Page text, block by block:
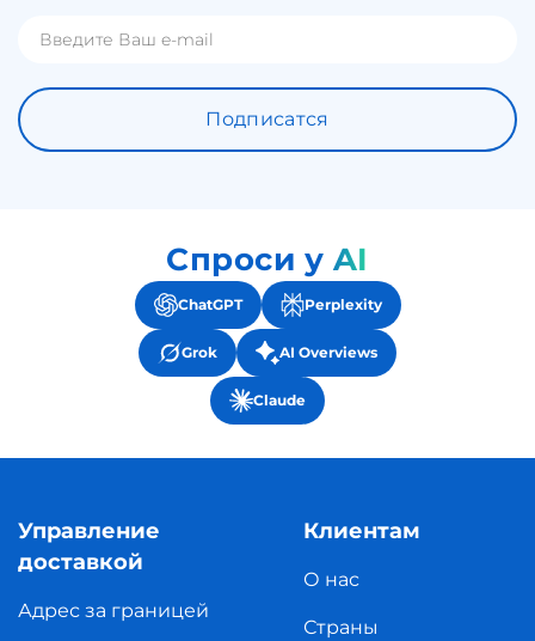
Подписатся
Спроси у AI
ChatGPT Perplexity
Grok AI Overviews
Claude
Управление
доставкой
Адрес за границей
Клиентам
О нас
Страны